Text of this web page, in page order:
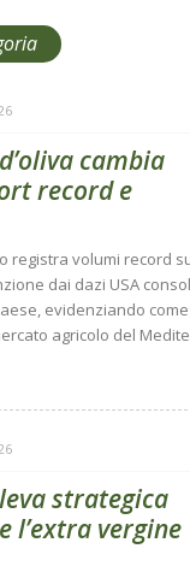
cambia
record e
registra volumi record
dai dazi USA
evidenziando
agricolo del
strategica
l’extra vergine